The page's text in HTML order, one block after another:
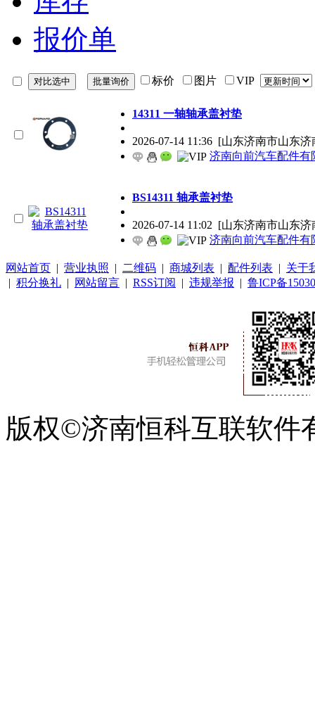
报价单
标价 图片 VIP
14311 一轴轴承盖衬垫
2026-07-14 11:36 [山东济南市山东
济南向前汽车配件有
BS14311 轴承盖衬垫
2026-07-14 11:02 [山东济南市山东
济南向前汽车配件有
网站首页 | 营业执照 | 二维码 | 商城列表 | 配件列表 | 关于
| 积分换礼 | 网站留言 | RSS订阅 | 违规举报 | 鲁ICP备
版权©济南恒科互联软件